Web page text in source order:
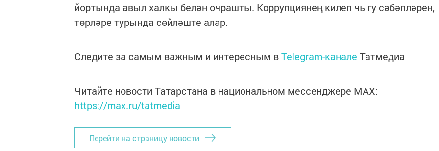
йортында авыл халкы белән очрашты. Коррупциянең килеп чыгу сәбәпләрен,
төрләре турында сөйләште алар.
Следите за самым важным и интересным вTelegram-канале Татмедиа
Читайте новости Татарстана в национальном мессенджере MАХ:
https://max.ru/tatmedia
Перейти на страницу новости